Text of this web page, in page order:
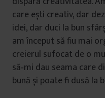
care ești creativ, dar
idei, dar duci la bun
am început să fiu mai
creierul sufocat de o
să‑mi dau seama care
bună și poate fi dusă la